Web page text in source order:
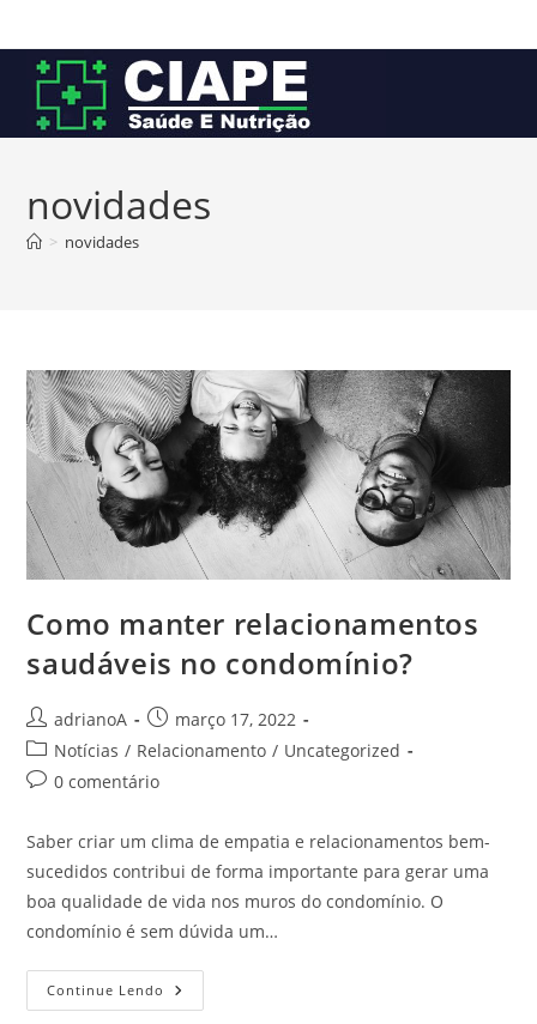
para
conteúdo
novidades
> novidades
Como manter relacionamentos
saudáveis ​​no condomínio?
Autor
do
post:
adrianoA
Post
publicado:
março 17, 2022
Categoria
do
Notícias / Relacionamento / Uncategorized
Comentários
post:
0 comentário
Saber criar um clima de empatia e relacionamentos bem-
sucedidos contribui de forma importante para gerar uma
boa qualidade de vida nos muros do condomínio. O
condomínio é sem dúvida um…
Continue Lendo Como
Manter